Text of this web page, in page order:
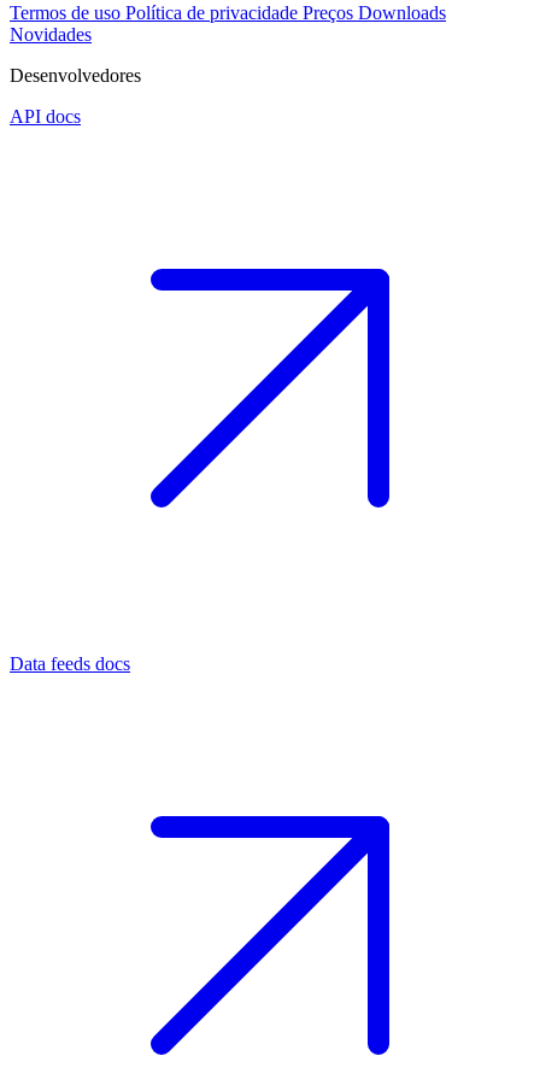
Termos de uso Política de privacidade Preços Downloads
Novidades
Desenvolvedores
API docs
Data feeds docs